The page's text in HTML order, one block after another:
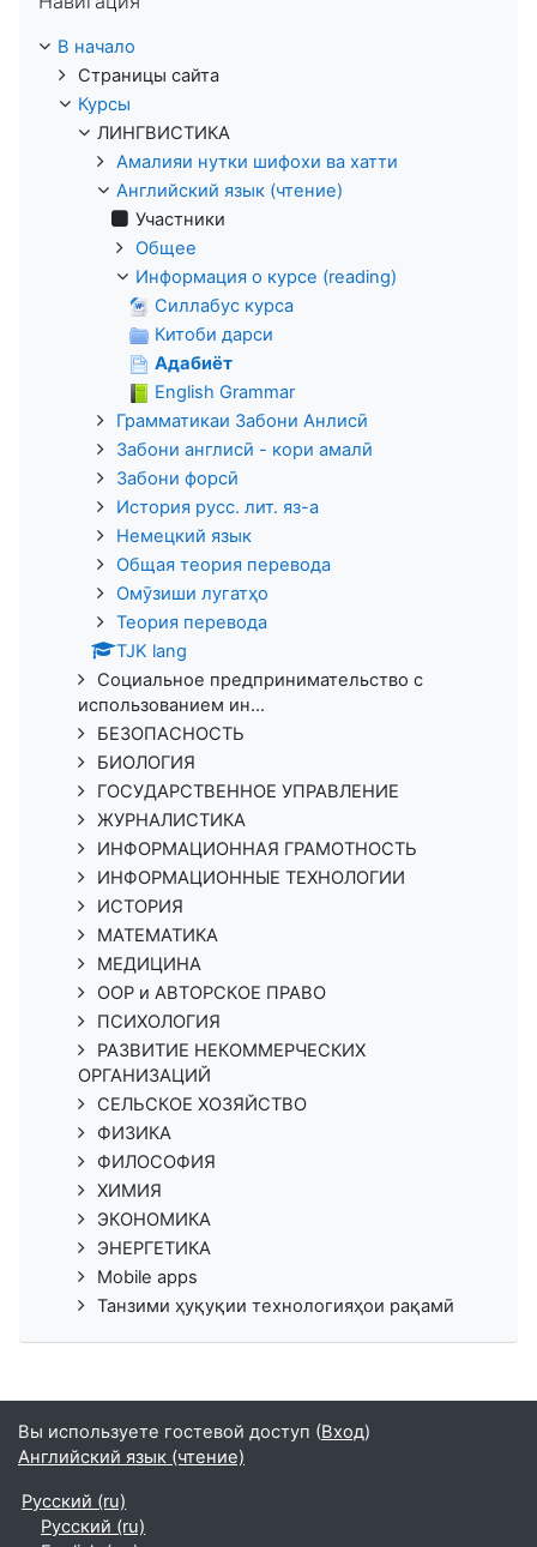
В начало
Страницы сайта
Курсы
ЛИНГВИСТИКА
Амалияи нутки шифохи ва хатти
Английский язык (чтение)
Участники
Общее
Информация о курсе (reading)
Силлабус курса
Китоби дарси
Адабиёт
English Grammar
Грамматикаи Забони Анлисӣ
Забони англисӣ - кори амалӣ
Забони форсӣ
История русс. лит. яз-а
Немецкий язык
Общая теория перевода
Омӯзиши лугатҳо
Теория перевода
TJK lang
Социальное предпринимательство с
использованием ин...
БЕЗОПАСНОСТЬ
БИОЛОГИЯ
ГОСУДАРСТВЕННОЕ УПРАВЛЕНИЕ
ЖУРНАЛИСТИКА
ИНФОРМАЦИОННАЯ ГРАМОТНОСТЬ
ИНФОРМАЦИОННЫЕ ТЕХНОЛОГИИ
ИСТОРИЯ
МАТЕМАТИКА
МЕДИЦИНА
ООР и АВТОРСКОЕ ПРАВО
ПСИХОЛОГИЯ
РАЗВИТИЕ НЕКОММЕРЧЕСКИХ
ОРГАНИЗАЦИЙ
СЕЛЬСКОЕ ХОЗЯЙСТВО
ФИЗИКА
ФИЛОСОФИЯ
ХИМИЯ
ЭКОНОМИКА
ЭНЕРГЕТИКА
Mobile apps
Танзими ҳуқуқии технологияҳои рақамӣ
Вы используете гостевой доступ (Вход)
Английский язык (чтение)
Русский ‎(ru)‎
Русский ‎(ru)‎